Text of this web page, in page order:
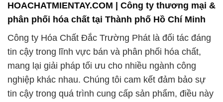
HOACHATMIENTAY.COM | Công ty thương mại &
phân phối hóa chất tại Thành phố Hồ Chí Minh
Công ty Hóa Chất Đắc Trường Phát là đối tác đáng
tin cậy trong lĩnh vực bán và phân phối hóa chất,
mang lại giải pháp tối ưu cho nhiều ngành công
nghiệp khác nhau. Chúng tôi cam kết đảm bảo sự
tin cậy trong quá trình cung cấp sản phẩm, điều này